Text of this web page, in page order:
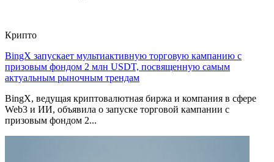
Крипто
BingX запускает мультиактивную торговую кампанию с
призовым фондом 2 млн USDT, посвященную самым
актуальным рыночным трендам
BingX, ведущая криптовалютная биржа и компания в сфере
Web3 и ИИ, объявила о запуске торговой кампании с
призовым фондом 2...